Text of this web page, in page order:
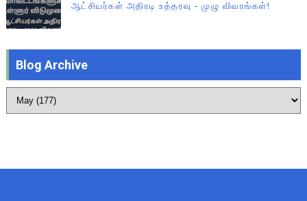
ஆட்சியர்கள் அதிரடி உத்தரவு - முழு விவரங்கள்!
Blog Archive